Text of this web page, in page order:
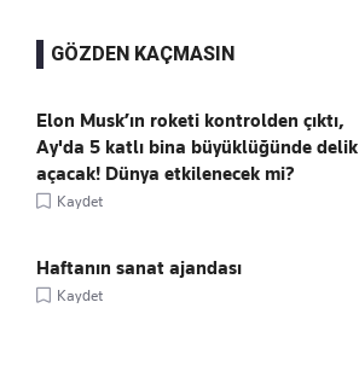
GÖZDEN KAÇMASIN
Elon Musk’ın roketi kontrolden çıktı,
Ay'da 5 katlı bina büyüklüğünde delik
açacak! Dünya etkilenecek mi?
Kaydet
Haftanın sanat ajandası
Kaydet